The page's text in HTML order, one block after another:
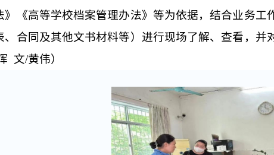
》《高等学校档案管理办法》等为依据，结合业务
、合同及其他文书材料等）进行现场了解、查看，
文/黄伟）